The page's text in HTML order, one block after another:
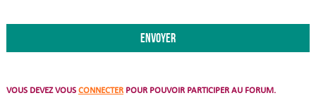
VOUS DEVEZ VOUS CONNECTERPOUR POUVOIR PARTICIPER AU FORUM.